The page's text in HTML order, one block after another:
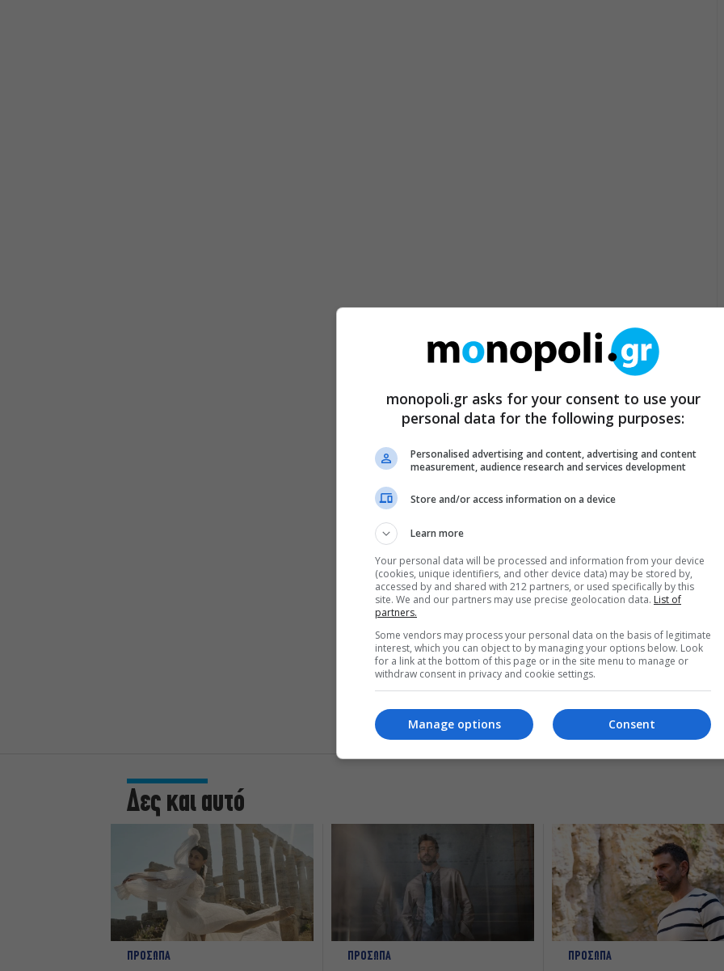
Δες και αυτό
ΠΡΟΣΩΠΑ ΠΡΟΣΩΠΑ ΠΡΟΣΩΠΑ
monopoli.gr asks for your consent to use your
personal data for the following purposes:
Personalised advertising and content, advertising and content
measurement, audience research and services development
Store and/or access information on a device
Learn more
Your personal data will be processed and information from your device
(cookies, unique identifiers, and other device data) may be stored by,
accessed by and shared with 212 partners, or used specifically by this
site. We and our partners may use precise geolocation data. List of
partners.
Some vendors may process your personal data on the basis of legitimate
interest, which you can object to by managing your options below. Look
for a link at the bottom of this page or in the site menu to manage or
withdraw consent in privacy and cookie settings.
Consent
Manage options